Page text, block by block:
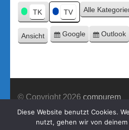
TK TV Alle
Ansicht ausdrucken
Eintragen
Google Outlook
© Copyright 2026 compurem
Construction Company |
Präsentiert von WordPress.
Diese Website benutzt Cookies.
nutzt, gehen wir von deinem